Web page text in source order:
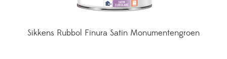
Sikkens Rubbol Finura Satin Monumentengroen